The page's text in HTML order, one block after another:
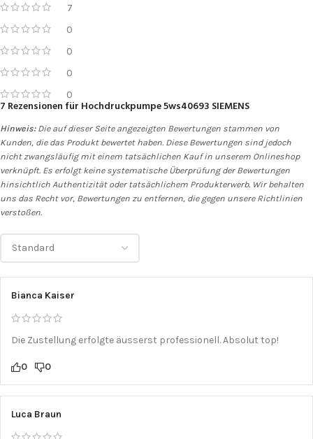
7
0
0
0
0
7 Rezensionen für Hochdruckpumpe 5ws40693 SIEMENS
Hinweis:Die auf dieser Seite angezeigten Bewertungen stammen von
Kunden, die das Produkt bewertet haben. Diese Bewertungen sind jedoch
nicht zwangsläufig mit einem tatsächlichen Kauf in unserem Onlineshop
verknüpft. Es erfolgt keine systematische Überprüfung der Bewertungen
hinsichtlich Authentizität oder tatsächlichem Produkterwerb. Wir behalten
uns das Recht vor, Bewertungen zu entfernen, die gegen unsere Richtlinien
verstoßen.
Bianca Kaiser
Die Zustellung erfolgte äusserst professionell. Absolut top!
0 0
Luca Braun